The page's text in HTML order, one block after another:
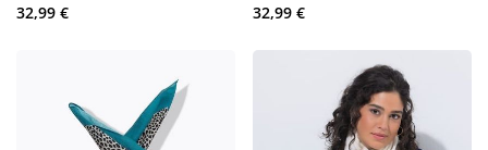
32,99 €
32,99 €